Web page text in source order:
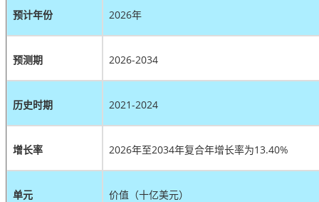
预计年份 2026年
预测期 2026-2034
历史时期 2021-2024
增长率 2026年至2034年复合年增长率为13.40%
单元 价值（十亿美元）